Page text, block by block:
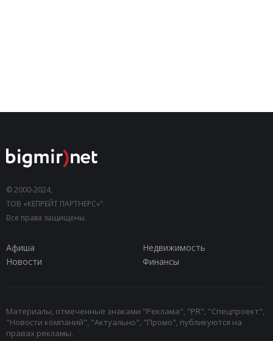
© 2000-2024,
ТОВ «КЕПРЕЙТ ПАРТНЕРС»".
Все права защищены.
Афиша
Недвижимость
Новости
Финансы
Материалы, отмеченные знаками "Реклама", "PR", "Спецпроект",
"Новости компаний", "Актуально", "Промо", публикуются на
правах рекламы.